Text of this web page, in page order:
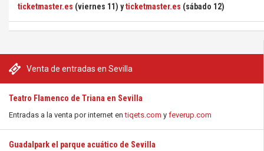
Venta de entradas en Sevilla
Teatro Flamenco de Triana en Sevilla
Entradas a la venta por internet entiqets.com y feverup.com
Guadalpark el parque acuático de Sevilla
ticketmaster.es (viernes 11) yticketmaster.es (sábado 12)